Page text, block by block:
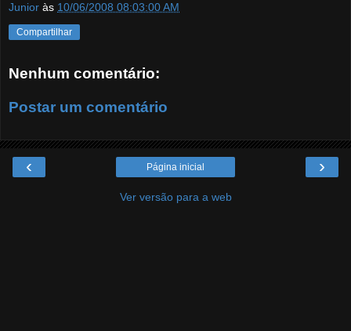
Junior às 10/06/2008 08:03:00 AM
Compartilhar
Nenhum comentário:
Postar um comentário
‹ ›
Página inicial
Ver versão para a web